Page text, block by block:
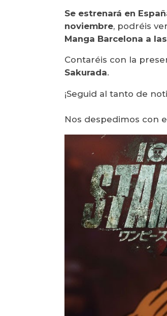
Se estrenará en
noviembre, podréis
Manga Barcelona a
Contaréis con la
Sakurada.
¡Seguid al tanto de
Nos despedimos con